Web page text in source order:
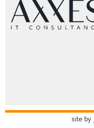
site by